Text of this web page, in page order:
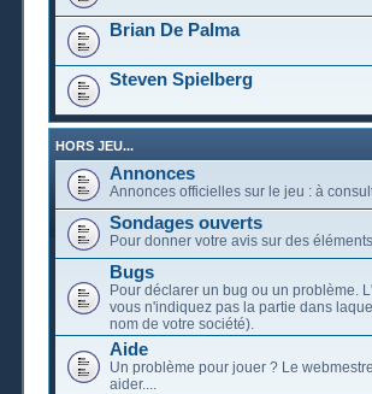
Brian De Palma
Steven Spielberg
HORS JEU...
Annonces
Annonces officielles sur le jeu : à
Sondages ouverts
Pour donner votre avis sur des
Bugs
Pour déclarer un bug ou un problème.
vous n'indiquez pas la partie dans
nom de votre société).
Aide
Un problème pour jouer ? Le
aider....